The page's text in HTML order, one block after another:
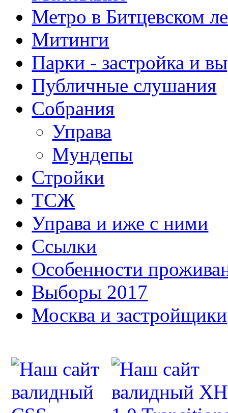
Метро в Битцевском
Митинги
Парки - застройка и
Публичные слушания
Собрания
Управа
Мундепы
Стройки
ТСЖ
Управа и иже с ними
Ссылки
Особенности
Выборы 2017
Москва и застройщики